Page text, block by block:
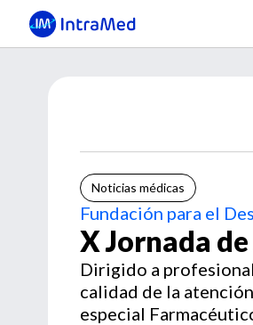
Noticias médicas
Fundación para el
X Jornada
Dirigido a
calidad de la
especial